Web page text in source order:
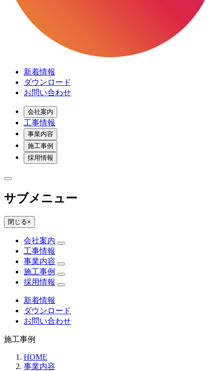
新着情報
ダウンロード
お問い合わせ
会社案内
工事情報
事業内容
施工事例
採用情報
サブメニュー
閉じる×
会社案内
工事情報
事業内容
施工事例
採用情報
新着情報
ダウンロード
お問い合わせ
施工事例
HOME
事業内容